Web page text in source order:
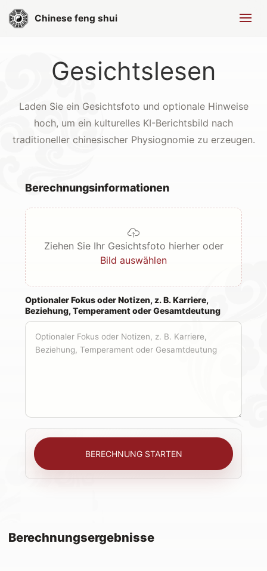
Chinese feng shui
Gesichtslesen
Laden Sie ein Gesichtsfoto und optionale Hinweise
hoch, um ein kulturelles KI-Berichtsbild nach
traditioneller chinesischer Physiognomie zu erzeugen.
Berechnungsinformationen
Ziehen Sie Ihr Gesichtsfoto hierher oder
Bild auswählen
Optionaler Fokus oder Notizen, z. B. Karriere,
Beziehung, Temperament oder Gesamtdeutung
BERECHNUNG STARTEN
Berechnungsergebnisse